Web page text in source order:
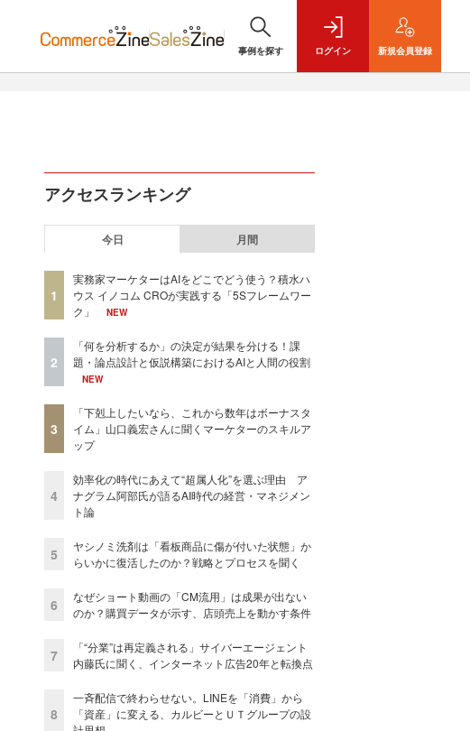
事例を探す ログイン 新規会員登録
アクセスランキング
今日 月間
1
実務家マーケターはAIをどこでどう使う？積水ハ
ウス イノコム CROが実践する「5Sフレームワー
ク」
NEW
2
「何を分析するか」の決定が結果を分ける！課
題・論点設計と仮説構築におけるAIと人間の役割
NEW
3
「下剋上したいなら、これから数年はボーナスタ
イム」山口義宏さんに聞くマーケターのスキルア
ップ
4
効率化の時代にあえて“超属人化”を選ぶ理由 ア
ナグラム阿部氏が語るAI時代の経営・マネジメン
ト論
5
ヤシノミ洗剤は「看板商品に傷が付いた状態」か
らいかに復活したのか？戦略とプロセスを聞く
6
なぜショート動画の「CM流用」は成果が出ない
のか？購買データが示す、店頭売上を動かす条件
7
「“分業”は再定義される」サイバーエージェント
内藤氏に聞く、インターネット広告20年と転換点
8
一斉配信で終わらせない。LINEを「消費」から
「資産」に変える、カルビーとＵＴグループの設